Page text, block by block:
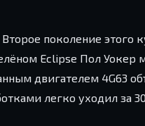
поколение этого
Eclipse Пол
двигателем 4G63
легко уходил за